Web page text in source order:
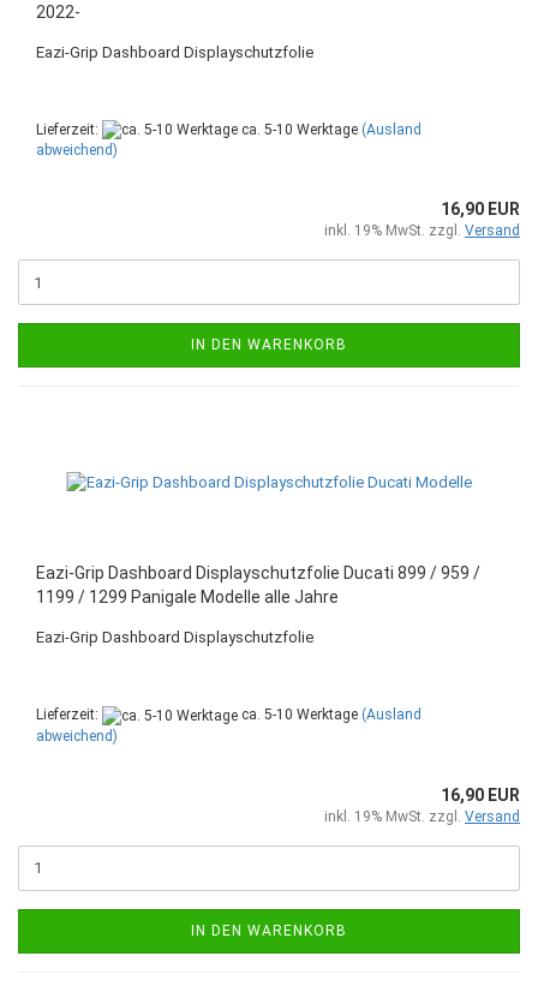
2022-
Eazi-Grip Dashboard Displayschutzfolie
Lieferzeit: ca. 5-10 Werktage (Ausland
abweichend)
16,90 EUR
inkl. 19% MwSt. zzgl. Versand
IN DEN WARENKORB
Eazi-Grip Dashboard Displayschutzfolie Ducati 899 / 959 /
1199 / 1299 Panigale Modelle alle Jahre
Eazi-Grip Dashboard Displayschutzfolie
Lieferzeit: ca. 5-10 Werktage (Ausland
abweichend)
16,90 EUR
inkl. 19% MwSt. zzgl. Versand
IN DEN WARENKORB